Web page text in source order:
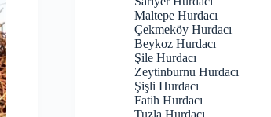
Maltepe Hurdacı
Çekmeköy Hurdacı
Beykoz Hurdacı
Şile Hurdacı
Zeytinburnu Hurdacı
Şişli Hurdacı
Fatih Hurdacı
Tuzla Hurdacı